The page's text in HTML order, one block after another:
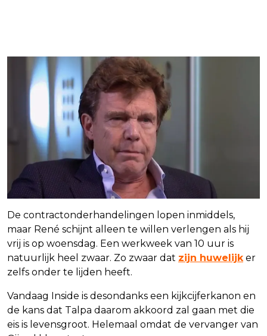
De contractonderhandelingen lopen inmiddels,
maar René schijnt alleen te willen verlengen als hij
vrij is op woensdag. Een werkweek van 10 uur is
natuurlijk heel zwaar. Zo zwaar dat zijn huwelijker
zelfs onder te lijden heeft.
Vandaag Inside is desondanks een kijkcijferkanon en
de kans dat Talpa daarom akkoord zal gaan met die
eis is levensgroot. Helemaal omdat de vervanger van